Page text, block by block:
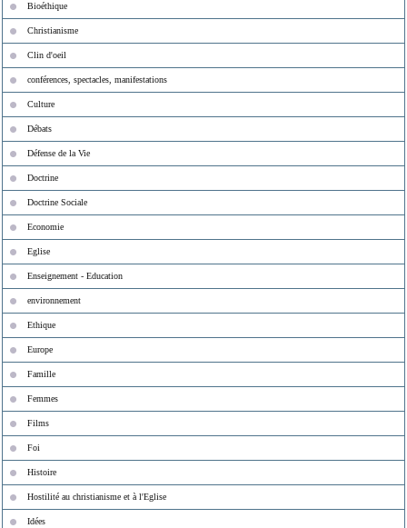
Bioéthique
Christianisme
Clin d'oeil
conférences, spectacles, manifestations
Culture
Débats
Défense de la Vie
Doctrine
Doctrine Sociale
Economie
Eglise
Enseignement - Education
environnement
Ethique
Europe
Famille
Femmes
Films
Foi
Histoire
Hostilité au christianisme et à l'Eglise
Idées